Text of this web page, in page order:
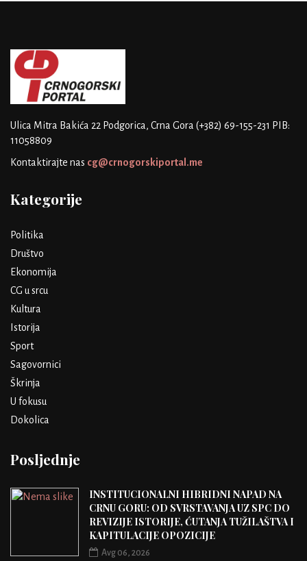
Ulica Mitra Bakića 22 Podgorica, Crna Gora (+382) 69-155-231 PIB:
11058809
Kontaktirajte nas cg@crnogorskiportal.me
Kategorije
Politika
Društvo
Ekonomija
CG u srcu
Kultura
Istorija
Sport
Sagovornici
Škrinja
U fokusu
Dokolica
Posljednje
INSTITUCIONALNI HIBRIDNI NAPAD NA
CRNU GORU: OD SVRSTAVANJA UZ SPC DO
REVIZIJE ISTORIJE, ĆUTANJA TUŽILAŠTVA I
KAPITULACIJE OPOZICIJE
Avg 06, 2026